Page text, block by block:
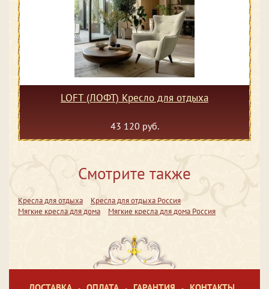
LOFT (ЛОФТ) Кресло для отдыха
43 120 руб.
Смотрите также
Кресла для отдыха
Кресла для отдыха Россия
Мягкие кресла для дома
Мягкие кресла для дома Россия